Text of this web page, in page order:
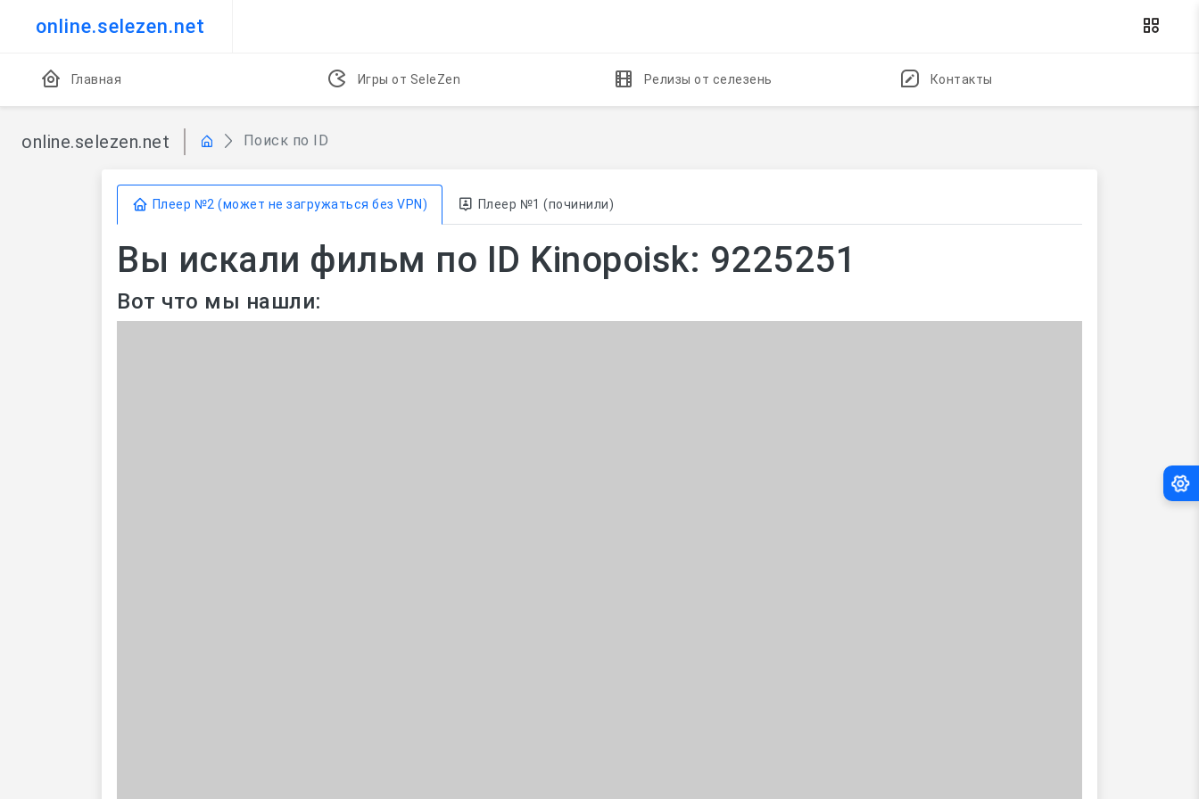
online.selezen.net
Главная Игры от SeleZen Релизы от селезень Контакты
online.selezen.net Поиск по ID
Плеер №2 (может не загружаться без VPN) Плеер №1 (починили)
Вы искали фильм по ID Kinopoisk: 9225251
Вот что мы нашли: